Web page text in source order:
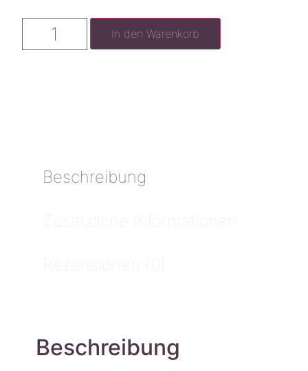
In den Warenkorb
Beschreibung
Zusätzliche Informationen
Rezensionen (0)
Beschreibung